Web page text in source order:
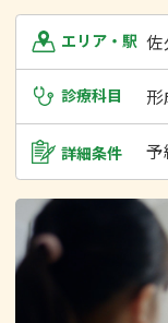
エリア・駅 佐
診療科目 形
詳細条件 予